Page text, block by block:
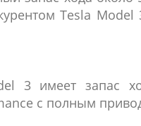
Tesla Model
3 имеет запас
с полным